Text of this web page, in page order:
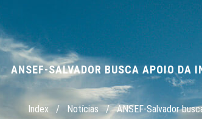
ANSEF-SALVADOR BUSCA APOIO DA
Index / Notícias / ANSEF-Salvador